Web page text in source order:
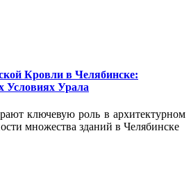
Кровли в Челябинске:
Условиях Урала
ключевую роль в архитектурном
множества зданий в Челябинске